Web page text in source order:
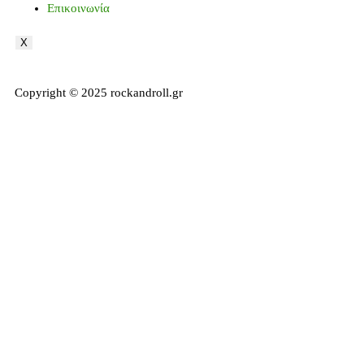
Επικοινωνία
X
Copyright © 2025 rockandroll.gr